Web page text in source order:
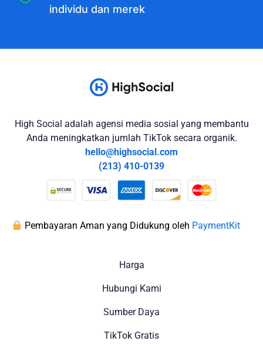
individu dan merek
High Social adalah agensi media sosial yang membantu
Anda meningkatkan jumlah TikTok secara organik.
hello@highsocial.com
(213) 410-0139
Pembayaran Aman yang Didukung oleh PaymentKit
Harga
Hubungi Kami
Sumber Daya
TikTok Gratis